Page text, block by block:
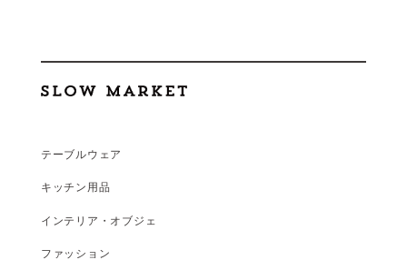
テーブルウェア
キッチン用品
インテリア・オブジェ
ファッション